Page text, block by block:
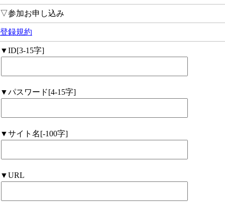
▽参加お申し込み
登録規約
▼ID[3-15字]
▼パスワード[4-15字]
▼サイト名[-100字]
▼URL